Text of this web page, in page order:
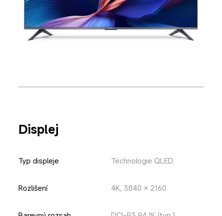
Displej
Typ displeje Technologie QLED
Rozlišení 4K, 3840 × 2160